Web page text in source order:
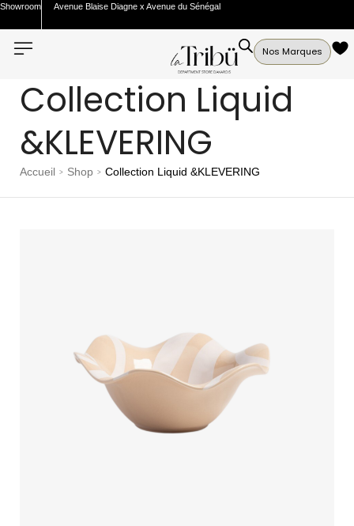
Showroom Avenue Blaise Diagne x Avenue du Sénégal
Nos Marques
Collection Liquid
&KLEVERING
Accueil > Shop > Collection Liquid &KLEVERING